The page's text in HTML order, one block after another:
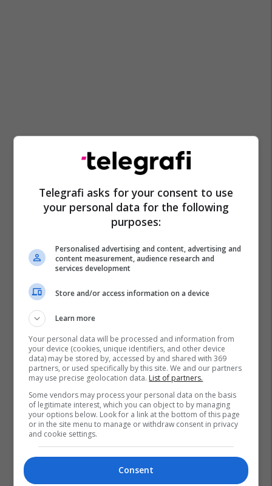
Eqrem Çabej Shqipëria Komuniste Përgjimet
Telegrafi asks for your consent to use
your personal data for the following
purposes:
Personalised advertising and content, advertising and
content measurement, audience research and
services development
Store and/or access information on a device
Learn more
Your personal data will be processed and information from
your device (cookies, unique identifiers, and other device
data) may be stored by, accessed by and shared with 369
partners, or used specifically by this site. We and our partners
may use precise geolocation data. List of partners.
Some vendors may process your personal data on the basis
of legitimate interest, which you can object to by managing
your options below. Look for a link at the bottom of this page
or in the site menu to manage or withdraw consent in privacy
and cookie settings.
Consent